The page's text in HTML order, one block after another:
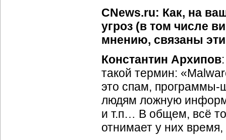
CNews.ru: Как, на
угроз (в том числе
мнению, связаны
Константин Архипов
такой термин:
это спам, программы-
людям ложную
и т.п… В общем, всё
отнимает у них